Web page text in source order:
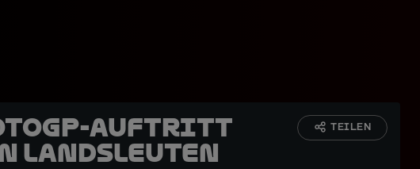
Auftritt
Landsleuten
TEILEN